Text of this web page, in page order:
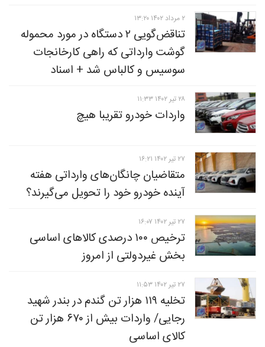
۲ مرداد ۱۴۰۲ ۱۳:۲۰
تناقض‌گویی ۲ دستگاه در مورد محموله
گوشت وارداتی که راهی کارخانجات
سوسیس و کالباس شد + اسناد
۲۸ تير ۱۴۰۲ ۱۱:۳۳
واردات خودرو تقریبا هیچ
۲۷ تير ۱۴۰۲ ۱۶:۲۱
متقاضیان چانگان‌های وارداتی هفته
آینده خودرو خود را تحویل می‌گیرند؟
۲۷ تير ۱۴۰۲ ۱۶:۰۷
ترخیص ۱۰۰ درصدی کالاهای اساسی
بخش غیردولتی از امروز
۲۷ تير ۱۴۰۲ ۱۱:۵۳
تخلیه ۱۱۹ هزار تن گندم در بندر شهید
رجایی/ واردات بیش از ۶۷۰ هزار تن
کالای اساسی